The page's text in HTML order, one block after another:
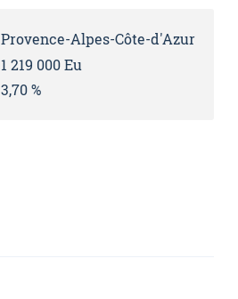
Provence-Alpes-Côte-d'Azur
1 219 000 Eu
3,70 %